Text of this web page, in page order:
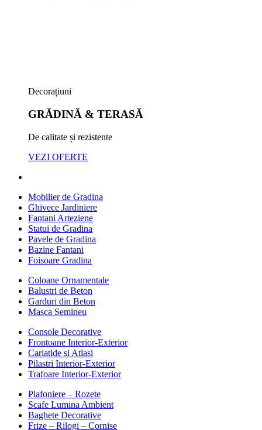
Decorațiuni
GRĂDINĂ & TERASĂ
De calitate și rezistente
VEZI OFERTE
Mobilier de Gradina
Ghivece Jardiniere
Fantani Arteziene
Statui de Gradina
Pavele de Gradina
Bazine Fantani
Foisoare Gradina
Coloane Ornamentale
Balustri de Beton
Garduri din Beton
Masca Semineu
Console Decorative
Frontoane Interior-Exterior
Cariatide si Atlasi
Pilastri Interior-Exterior
Trafoare Interior-Exterior
Plafoniere – Rozete
Scafe Lumina Ambient
Baghete Decorative
Frize – Rilogi – Cornise